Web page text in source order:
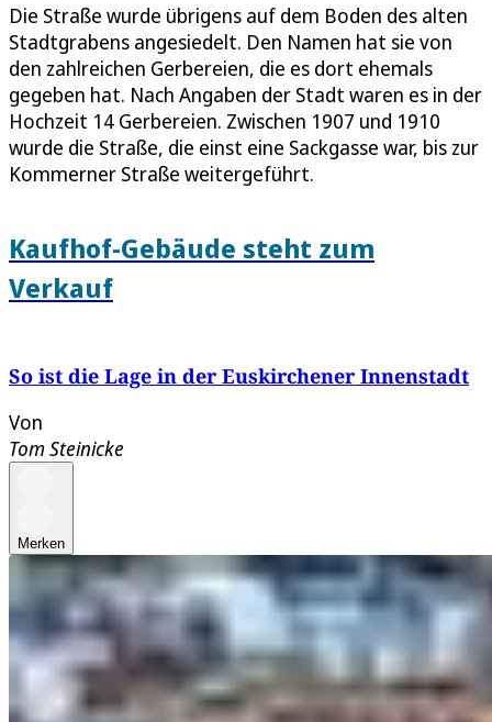
Die Straße wurde übrigens auf dem Boden des alten
Stadtgrabens angesiedelt. Den Namen hat sie von
den zahlreichen Gerbereien, die es dort ehemals
gegeben hat. Nach Angaben der Stadt waren es in der
Hochzeit 14 Gerbereien. Zwischen 1907 und 1910
wurde die Straße, die einst eine Sackgasse war, bis zur
Kommerner Straße weitergeführt.
Kaufhof-Gebäude steht zum
Verkauf
So ist die Lage in der Euskirchener Innenstadt
Von
Tom Steinicke
Merken